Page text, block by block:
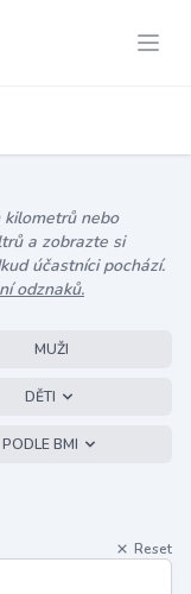
kilometrů nebo
a zobrazte si
účastníci pochází.
odznaků.
MUŽI
DĚTI
PODLE BMI
Reset